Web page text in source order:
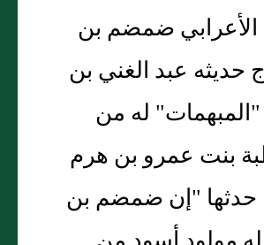
ضمضم بن
حديثه عبد الغني بن
له من
بنت عمرو بن هرم
حدثها "إن ضمضم بن